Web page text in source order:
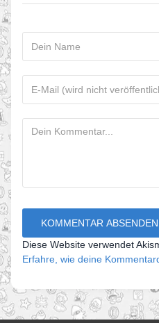
Diese Website verwendet
Erfahre, wie deine